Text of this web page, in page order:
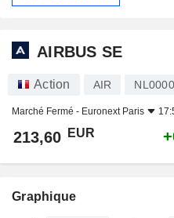
AIRBUS SE
Action AIR
Marché Fermé - Euronext Paris
213,60 EUR
Graphique